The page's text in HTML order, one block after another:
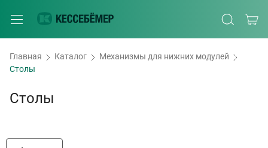
Главная Каталог
Механизмы для нижних модулей
Столы
Столы